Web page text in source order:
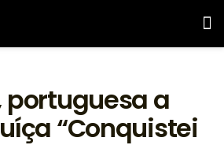
portuguesa a
“Conquistei